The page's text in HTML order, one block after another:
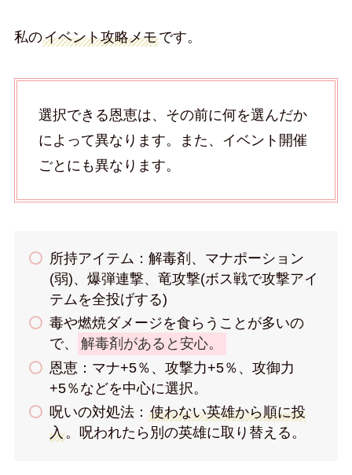
私のイベント攻略メモです。
選択できる恩恵は、その前に何を選んだか
によって異なります。また、イベント開催
ごとにも異なります。
所持アイテム：解毒剤、マナポーション
(弱)、爆弾連撃、竜攻撃(ボス戦で攻撃アイ
テムを全投げする)
毒や燃焼ダメージを食らうことが多いの
で、
解毒剤があると安心。
恩恵：マナ+5％、攻撃力+5％、攻御力
+5％などを中心に選択。
呪いの対処法： 使わない英雄から順に投
入。呪われたら別の英雄に取り替える。